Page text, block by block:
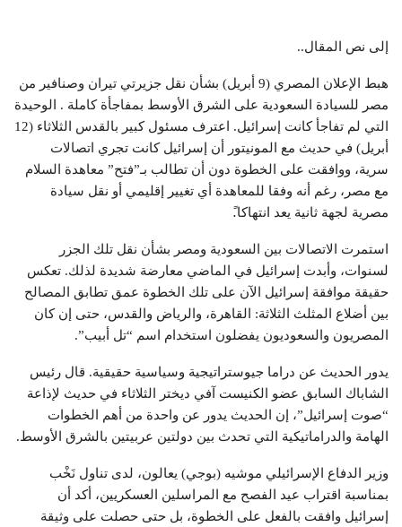
إلى نص المقال..
هبط الإعلان المصري (9 أبريل) بشأن نقل جزيرتي تيران وصنافير من
مصر للسيادة السعودية على الشرق الأوسط بمفاجأة كاملة . الوحيدة
التي لم تفاجأ كانت إسرائيل. اعترف مسئول كبير بالقدس الثلاثاء (12
أبريل) في حديث مع المونيتور أن إسرائيل كانت تجري اتصالات
سرية، ووافقت على الخطوة دون أن تطالب بـ”فتح” معاهدة السلام
مع مصر، رغم أنه وفقا للمعاهدة أي تغيير إقليمي أو نقل سيادة
مصرية لجهة ثانية يعد انتهاكا.ً
استمرت الاتصالات بين السعودية ومصر بشأن نقل تلك الجزر
لسنوات، وأبدت إسرائيل في الماضي معارضة شديدة لذلك. تعكس
حقيقة موافقة إسرائيل الآن على تلك الخطوة عمق تطابق المصالح
بين أضلاع المثلث الثلاثة: القاهرة، والرياض والقدس، حتى إن كان
المصريون والسعوديون يفضلون استخدام اسم “تل أبيب”.
يدور الحديث عن دراما جيوستراتيجية وسياسية حقيقية. قال رئيس
الشاباك السابق عضو الكنيست آفي ديختر الثلاثاء في حديث لإذاعة
“صوت إسرائيل”، إن الحديث يدور عن واحدة من أهم الخطوات
الهامة والدراماتيكية التي تحدث بين دولتين عربيتين بالشرق الأوسط.
وزير الدفاع الإسرائيلي موشيه (بوجي) يعالون، لدى تناول نَخْب
بمناسبة اقتراب عيد الفصح مع المراسلين العسكريين، أكد أن
إسرائيل وافقت بالفعل على الخطوة، بل حتى حصلت على وثيقة